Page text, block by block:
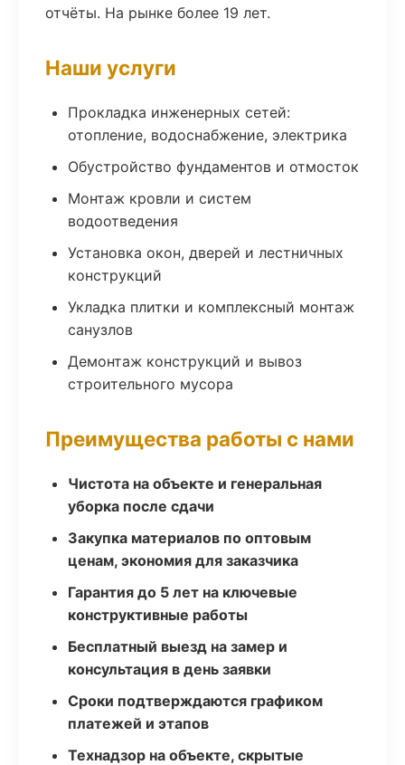
отчёты. На рынке более 19 лет.
Наши услуги
Прокладка инженерных сетей:
отопление, водоснабжение, электрика
Обустройство фундаментов и отмосток
Монтаж кровли и систем
водоотведения
Установка окон, дверей и лестничных
конструкций
Укладка плитки и комплексный монтаж
санузлов
Демонтаж конструкций и вывоз
строительного мусора
Преимущества работы с нами
Чистота на объекте и генеральная
уборка после сдачи
Закупка материалов по оптовым
ценам, экономия для заказчика
Гарантия до 5 лет на ключевые
конструктивные работы
Бесплатный выезд на замер и
консультация в день заявки
Сроки подтверждаются графиком
платежей и этапов
Технадзор на объекте, скрытые